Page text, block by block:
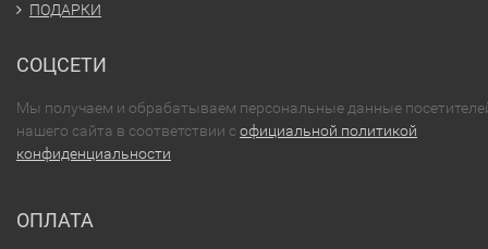
ПОДАРКИ
СОЦСЕТИ
Мы получаем и обрабатываем персональные данные
нашего сайта в соответствии софициальной политикой
конфиденциальности
ОПЛАТА